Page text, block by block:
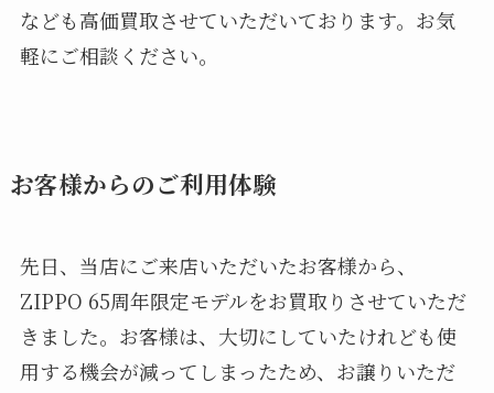
なども高価買取させていただいております。お気
軽にご相談ください。
お客様からのご利用体験
先日、当店にご来店いただいたお客様から、
ZIPPO 65周年限定モデルをお買取りさせていただ
きました。お客様は、大切にしていたけれども使
用する機会が減ってしまったため、お譲りいただ